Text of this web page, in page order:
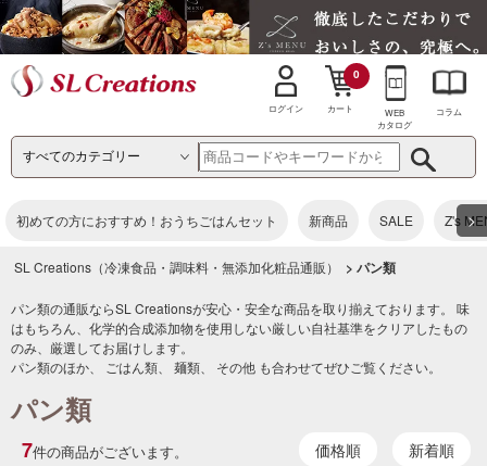
ログイン カート
0
WEB
カタログ
コラム
初めての方におすすめ！おうちごはんセット 新商品 SALE Z's >
SL Creations（冷凍食品・調味料・無添加化粧品通販） > パン類
パン類の通販ならSL Creationsが安心・安全な商品を取り揃えております。 味
はもちろん、化学的合成添加物を使用しない厳しい自社基準をクリアしたもの
のみ、厳選してお届けします。
パン類のほか、 ごはん類、 麺類、 その他 も合わせてぜひご覧ください。
パン類
7件の商品がございます。 価格順 新着順